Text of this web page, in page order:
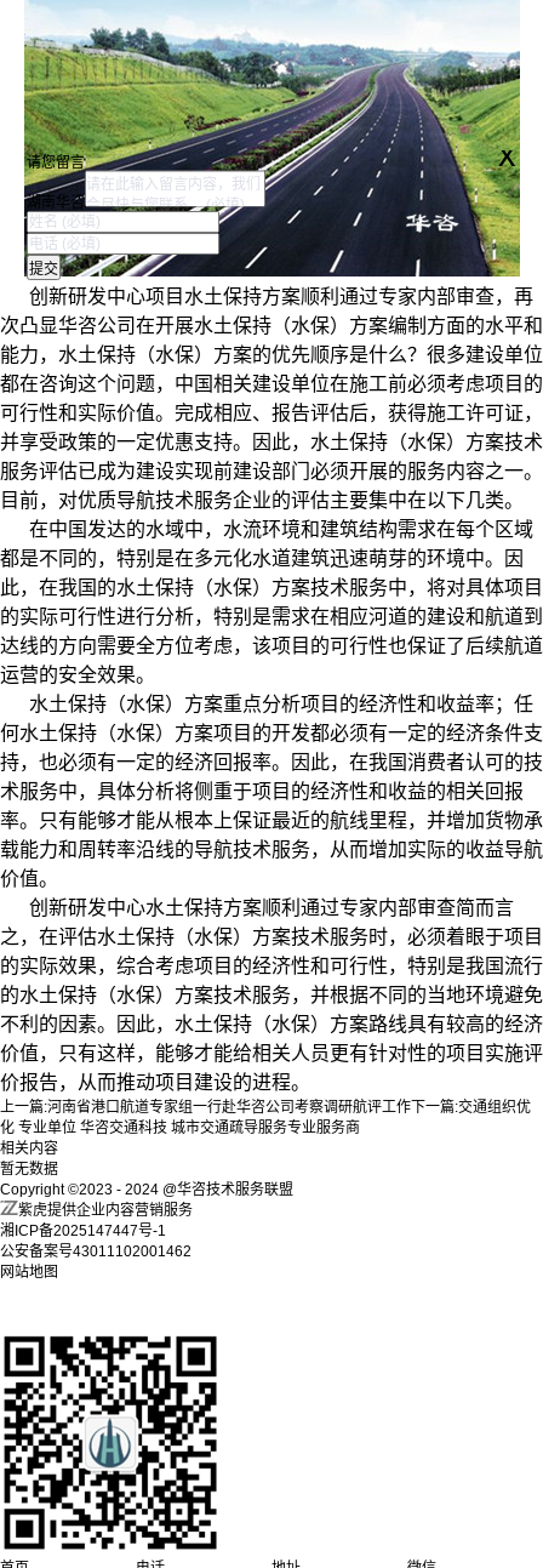
创新研发中心项目水土保持方案顺利通过专家内部审查，再
次凸显华咨公司在开展水土保持（水保）方案编制方面的水平和
能力， 水土保持（水保）方案的优先顺序是什么？很多建设单位
都在咨询这个问题，中国相关建设单位在施工前必须考虑项目的
可行性和实际价值。完成相应、报告评估后，获得施工许可证，
并享受政策的一定优惠支持。因此， 水土保持（水保）方案技术
服务评估已成为建设实现前建设部门必须开展的服务内容之一。
目前，对优质导航技术服务企业的评估主要集中在以下几类。
在中国发达的水域中，水流环境和建筑结构需求在每个区域
都是不同的，特别是在多元化水道建筑迅速萌芽的环境中。因
此，在我国的水土保持（水保）方案技术服务中，将对具体项目
的实际可行性进行分析，特别是需求在相应河道的建设和航道到
达线的方向需要全方位考虑，该项目的可行性也保证了后续航道
运营的安全效果。
水土保持（水保）方案重点分析项目的经济性和收益率； 任
何水土保持（水保）方案项目的开发都必须有一定的经济条件支
持，也必须有一定的经济回报率。因此，在我国消费者认可的技
术服务中，具体分析将侧重于项目的经济性和收益的相关回报
率。只有能够才能从根本上保证最近的航线里程，并增加货物承
载能力和周转率沿线的导航技术服务，从而增加实际的收益导航
价值。
创新研发中心水土保持方案顺利通过专家内部审查简而言
之，在评估水土保持（水保）方案技术服务时，必须着眼于项目
的实际效果，综合考虑项目的经济性和可行性，特别是我国流行
的水土保持（水保）方案技术服务，并根据不同的当地环境避免
不利的因素。因此， 水土保持（水保）方案路线具有较高的经济
价值，只有这样，能够才能给相关人员更有针对性的项目实施评
价报告，从而推动项目建设的进程。
上一篇:河南省港口航道专家组一行赴华咨公司考察调研航评工作 下一篇:交通组织优
化 专业单位 华咨交通科技 城市交通疏导服务专业服务商
相关内容
暂无数据
Copyright ©2023 - 2024 @华咨技术服务联盟
紫虎提供企业内容营销服务
湘ICP备2025147447号-1
公安备案号43011102001462
网站地图
请您留言 x
湖南华咨